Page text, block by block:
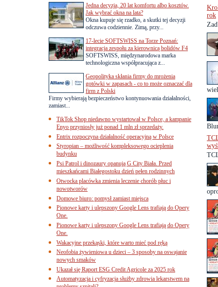
rok
Jedna decyzja, 20 lat komfortu albo kosztów.
Jak wybrać okna na lata?
Okna kupuje się rzadko, a skutki tej decyzji
odczuwa codziennie. Zimą, przy...
17-lecie SOFTSWISS na Torze Poznań:
integracja zespołu za kierownicą bolidów F4
SOFTSWISS, międzynarodowa marka
technologiczna współpracująca z...
Geopolityka skłania firmy do mrożenia
gotówki w zapasach - co to może oznaczać dla
firm z Polski
Firmy wybierają bezpieczeństwo kontynuowania działalności,
zamiast...
TikTok Shop niedawno wystartował w Polsce, a kampanie
Enyo przyniosły już ponad 1 mln zł sprzedaży.
Entrix rozpoczyna działalność operacyjną w Polsce
Styropian – możliwość kompleksowego ocieplenia
budynku
Psi Patrol i dinozaury opanują G City Biała. Przed
mieszkańcami Białegostoku dzień pełen rodzinnych
Otwocka placówka zmienia leczenie chorób płuc i
nowotworów
Domowe biuro: pomysł zamiast miejsca
Pionowe karty i ulepszony Google Lens trafiają do Opery
One.
Pionowe karty i ulepszony Google Lens trafiają do Opery
One.
Wakacyjne przekąski, które warto mieć pod ręką
Neofobia żywieniowa u dzieci – 3 sposoby na oswajanie
nowych smaków
Ukazał się Raport ESG Credit Agricole za 2025 rok
Automatyzacja i cyfryzacja służby zdrowia lekarstwem na